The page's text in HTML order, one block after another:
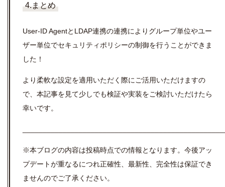
4.まとめ
User-ID AgentとLDAP連携の連携によりグループ単位やユー
ザー単位でセキュリティポリシーの制御を行うことができま
した！
より柔軟な設定を適用いただく際にご活用いただけますの
で、本記事を見て少しでも検証や実装をご検討いただけたら
幸いです。
※本ブログの内容は投稿時点での情報となります。 今後アッ
プデートが重なるにつれ正確性、最新性、完全性は保証でき
ませんのでご了承ください。